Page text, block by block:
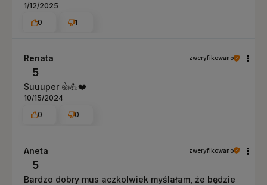
1/12/2025
0
1
Renata zweryfikowano
5
Suuuper 👍️💪❤️
10/15/2024
0
0
Aneta zweryfikowano
5
Bardzo dobry mus aczkolwiek myślałam, że będzie